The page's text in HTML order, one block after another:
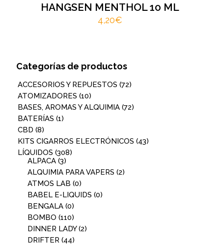
HANGSEN MENTHOL 10 ML
4,20€
Categorías de productos
ACCESORIOS Y REPUESTOS (72)
ATOMIZADORES (10)
BASES, AROMAS Y ALQUIMIA (72)
BATERÍAS (1)
CBD (8)
KITS CIGARROS ELECTRÓNICOS (43)
LÍQUIDOS (308)
ALPACA (3)
ALQUIMIA PARA VAPERS (2)
ATMOS LAB (0)
BABEL E-LIQUIDS (0)
BENGALA (0)
BOMBO (110)
DINNER LADY (2)
DRIFTER (44)